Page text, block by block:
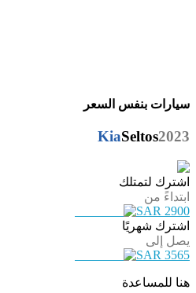
سيارات بنفس السعر
KiaSeltos2023
اشترك لتمتلك
ابتداءً من
SAR 2900
اشترك شهريًا
يصل إلى
SAR 3565
هنا للمساعدة